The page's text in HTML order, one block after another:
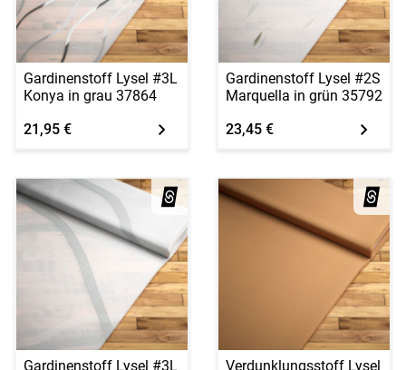
Gardinenstoff Lysel #3L
Konya in grau 37864
21,95 €
Gardinenstoff Lysel #2S
Marquella in grün 35792
23,45 €
Gardinenstoff Lysel #3L
Verdunklungsstoff Lysel